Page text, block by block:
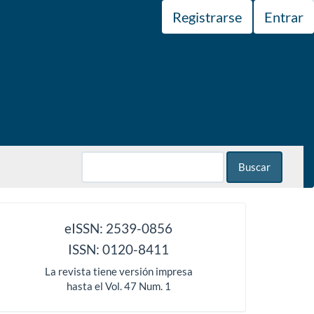
Registrarse Entrar
Buscar
eISSN: 2539-0856
ISSN: 0120-8411
La revista tiene versión impresa
hasta el Vol. 47 Num. 1